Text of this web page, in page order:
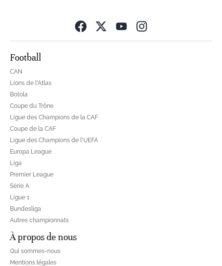
Football
CAN
Lions de l'Atlas
Botola
Coupe du Trône
Ligue des Champions de la CAF
Coupe de la CAF
Ligue des Champions de l'UEFA
Europa League
Liga
Premier League
Série A
Ligue 1
Bundesliga
Autres championnats
À propos de nous
Qui sommes-nous
Mentions légales